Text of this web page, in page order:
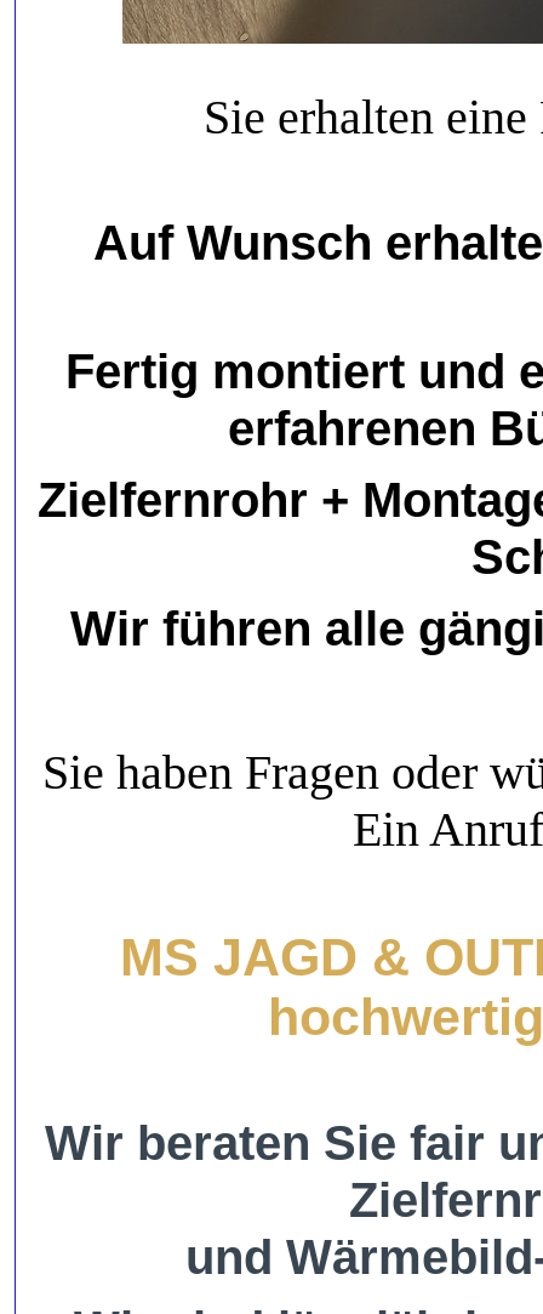
Sie erhalten
Auf Wunsch
Fertig montiert und
erfahrenen
Zielfernrohr +
Wir führen alle
Sie haben Fragen oder
Ein
MS JAGD &
Wir beraten Sie fair
und